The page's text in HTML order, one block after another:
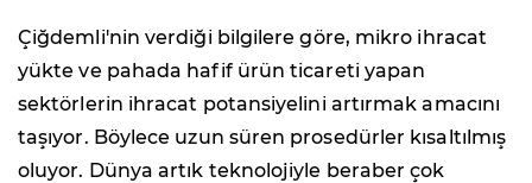
Çiğdemli'nin verdiği bilgilere göre, mikro ihracat
yükte ve pahada hafif ürün ticareti yapan
sektörlerin ihracat potansiyelini artırmak amacını
taşıyor. Böylece uzun süren prosedürler kısaltılmış
oluyor. Dünya artık teknolojiyle beraber çok